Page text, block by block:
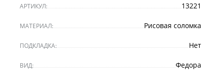
АРТИКУЛ: 13221
МАТЕРИАЛ: Рисовая соломка
ПОДКЛАДКА: Нет
ВИД: Федора